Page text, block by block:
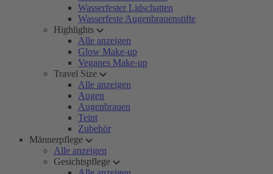
Wasserfester Lidschatten
Wasserfeste Augenbrauenstifte
Highlights
Alle anzeigen
Glow Make-up
Veganes Make-up
Travel Size
Alle anzeigen
Augen
Augenbrauen
Teint
Zubehör
Männerpflege
Alle anzeigen
Gesichtspflege